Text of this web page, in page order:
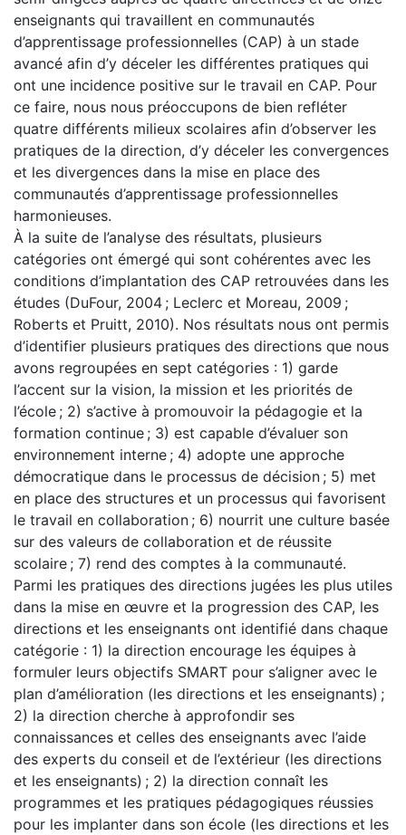
enseignants qui travaillent en communautés
d’apprentissage professionnelles (CAP) à un stade
avancé afin d’y déceler les différentes pratiques qui
ont une incidence positive sur le travail en CAP. Pour
ce faire, nous nous préoccupons de bien refléter
quatre différents milieux scolaires afin d’observer les
pratiques de la direction, d’y déceler les convergences
et les divergences dans la mise en place des
communautés d’apprentissage professionnelles
harmonieuses.
À la suite de l’analyse des résultats, plusieurs
catégories ont émergé qui sont cohérentes avec les
conditions d’implantation des CAP retrouvées dans les
études (DuFour, 2004 ; Leclerc et Moreau, 2009 ;
Roberts et Pruitt, 2010). Nos résultats nous ont permis
d’identifier plusieurs pratiques des directions que nous
avons regroupées en sept catégories : 1) garde
l’accent sur la vision, la mission et les priorités de
l’école ; 2) s’active à promouvoir la pédagogie et la
formation continue ; 3) est capable d’évaluer son
environnement interne ; 4) adopte une approche
démocratique dans le processus de décision ; 5) met
en place des structures et un processus qui favorisent
le travail en collaboration ; 6) nourrit une culture basée
sur des valeurs de collaboration et de réussite
scolaire ; 7) rend des comptes à la communauté.
Parmi les pratiques des directions jugées les plus utiles
dans la mise en œuvre et la progression des CAP, les
directions et les enseignants ont identifié dans chaque
catégorie : 1) la direction encourage les équipes à
formuler leurs objectifs SMART pour s’aligner avec le
plan d’amélioration (les directions et les enseignants) ;
2) la direction cherche à approfondir ses
connaissances et celles des enseignants avec l’aide
des experts du conseil et de l’extérieur (les directions
et les enseignants) ; 2) la direction connaît les
programmes et les pratiques pédagogiques réussies
pour les implanter dans son école (les directions et les